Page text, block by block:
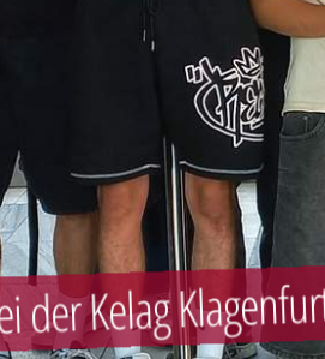
der Kelag Klagenfurt